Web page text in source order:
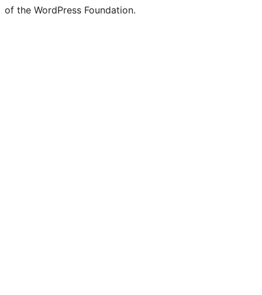
of the WordPress Foundation.